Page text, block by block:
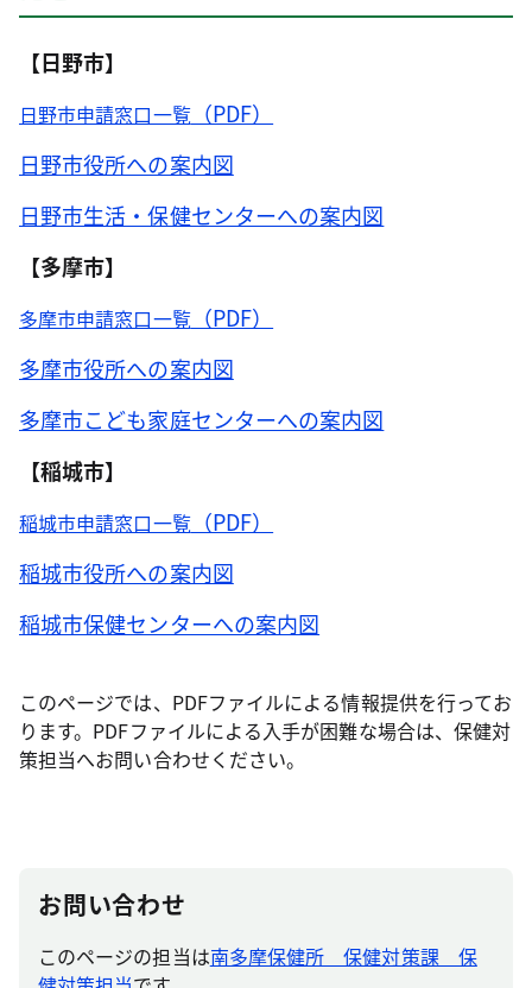
【日野市】
日野市申請窓口一覧（PDF）
日野市役所への案内図
日野市生活・保健センターへの案内図
【多摩市】
多摩市申請窓口一覧（PDF）
多摩市役所への案内図
多摩市こども家庭センターへの案内図
【稲城市】
稲城市申請窓口一覧（PDF）
稲城市役所への案内図
稲城市保健センターへの案内図
このページでは、PDFファイルによる情報提供を行ってお
ります。PDFファイルによる入手が困難な場合は、保健対
策担当へお問い合わせください。
お問い合わせ
このページの担当は南多摩保健所 保健対策課 保